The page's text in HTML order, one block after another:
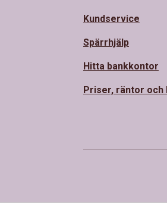
Kundservice
Spärrhjälp
Hitta bankkontor
Priser, räntor och